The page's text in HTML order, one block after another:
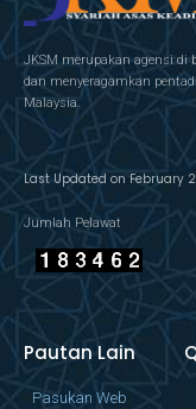
JKSM merupakan agensi di
dan menyeragamkan
Malaysia.
Last Updated on February
Jumlah Pelawat
Pautan Lain
Pasukan Web